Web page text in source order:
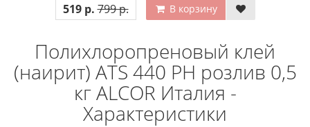
519 р. 799 р. В корзину
Полихлоропреновый клей
(наирит) ATS 440 PH розлив 0,5
кг ALCOR Италия -
Характеристики